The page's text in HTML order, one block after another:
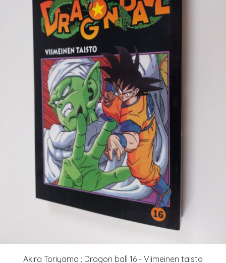
Akira Toriyama : Dragon ball 16 - Viimeinen taisto